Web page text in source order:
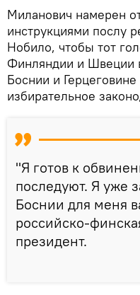
Миланович намерен
инструкциями послу
Нобило, чтобы тот
Финляндии и Швеции
Боснии и
избирательное
"Я готов к
последуют. Я уже
Боснии для меня
российско-
президент.